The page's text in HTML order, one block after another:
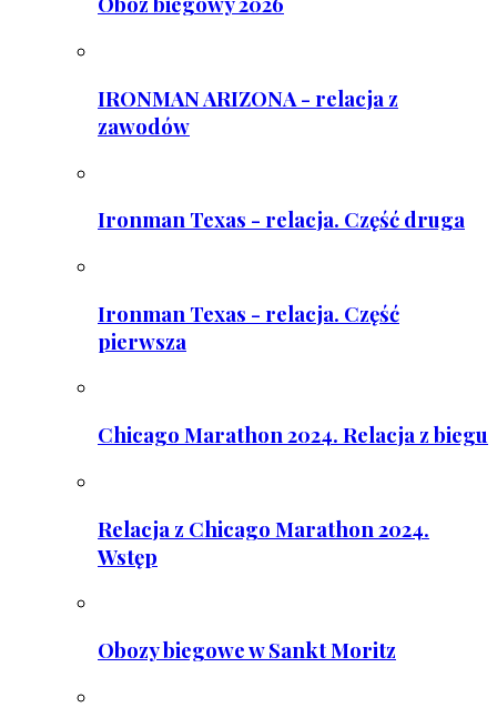
IRONMAN ARIZONA - relacja z
zawodów
Ironman Texas - relacja. Część druga
Ironman Texas - relacja. Część
pierwsza
Chicago Marathon 2024. Relacja z biegu
Relacja z Chicago Marathon 2024.
Wstęp
Obozy biegowe w Sankt Moritz